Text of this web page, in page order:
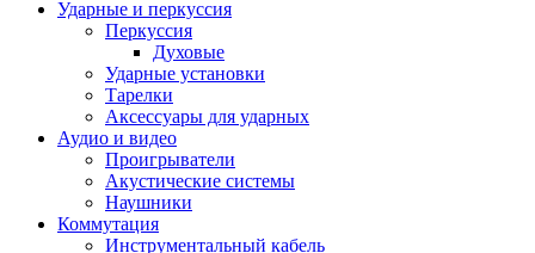
Ударные и перкуссия
Перкуссия
Духовые
Ударные установки
Тарелки
Аксессуары для ударных
Аудио и видео
Проигрыватели
Акустические системы
Наушники
Коммутация
Инструментальный кабель